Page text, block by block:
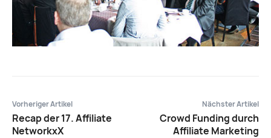
Vorheriger Artikel
Recap der 17. Affiliate
NetworkxX
Nächster Artikel
Crowd Funding durch
Affiliate Marketing